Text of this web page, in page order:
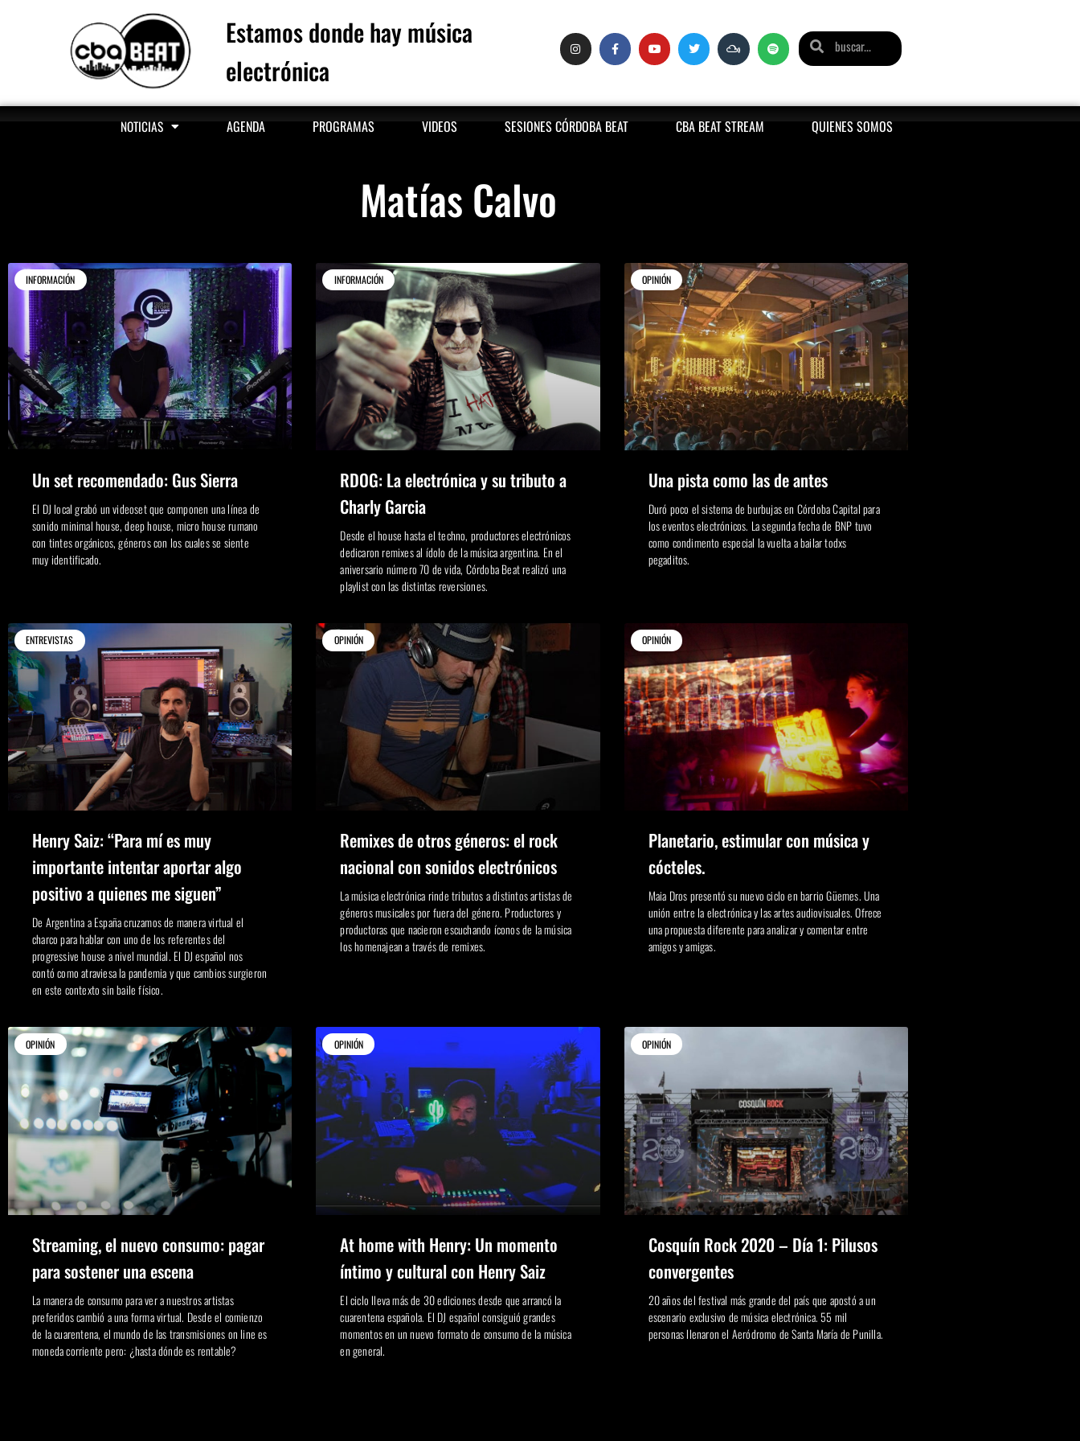
Estamos donde hay música
electrónica
NOTICIAS AGENDA PROGRAMAS VIDEOS SESIONES CÓRDOBA BEAT CBA BEAT STREAM QUIENES SOMOS
Matías Calvo
INFORMACIÓN
Un set recomendado: Gus Sierra
El DJ local grabó un videoset que componen una línea de
sonido minimal house, deep house, micro house rumano
con tintes orgánicos, géneros con los cuales se siente
muy identificado.
INFORMACIÓN
RDOG: La electrónica y su tributo a
Charly Garcia
Desde el house hasta el techno, productores electrónicos
dedicaron remixes al ídolo de la música argentina. En el
aniversario número 70 de vida, Córdoba Beat realizó una
playlist con las distintas reversiones.
OPINIÓN
Una pista como las de antes
Duró poco el sistema de burbujas en Córdoba Capital para
los eventos electrónicos. La segunda fecha de BNP tuvo
como condimento especial la vuelta a bailar todxs
pegaditos.
ENTREVISTAS
Henry Saiz: “Para mí es muy
importante intentar aportar algo
positivo a quienes me siguen”
De Argentina a España cruzamos de manera virtual el
charco para hablar con uno de los referentes del
progressive house a nivel mundial. El DJ español nos
contó como atraviesa la pandemia y que cambios surgieron
en este contexto sin baile físico.
OPINIÓN
Remixes de otros géneros: el rock
nacional con sonidos electrónicos
La música electrónica rinde tributos a distintos artistas de
géneros musicales por fuera del género. Productores y
productoras que nacieron escuchando íconos de la música
los homenajean a través de remixes.
OPINIÓN
Planetario, estimular con música y
cócteles.
Maia Dros presentó su nuevo ciclo en barrio Güemes. Una
unión entre la electrónica y las artes audiovisuales. Ofrece
una propuesta diferente para analizar y comentar entre
amigos y amigas.
OPINIÓN
Streaming, el nuevo consumo: pagar
para sostener una escena
La manera de consumo para ver a nuestros artistas
preferidos cambió a una forma virtual. Desde el comienzo
de la cuarentena, el mundo de las transmisiones on line es
moneda corriente pero: ¿hasta dónde es rentable?
OPINIÓN
At home with Henry: Un momento
íntimo y cultural con Henry Saiz
El ciclo lleva más de 30 ediciones desde que arrancó la
cuarentena española. El DJ español consiguió grandes
momentos en un nuevo formato de consumo de la música
en general.
OPINIÓN
Cosquín Rock 2020 – Día 1: Pilusos
convergentes
20 años del festival más grande del país que apostó a un
escenario exclusivo de música electrónica. 55 mil
personas llenaron el Aeródromo de Santa María de Punilla.